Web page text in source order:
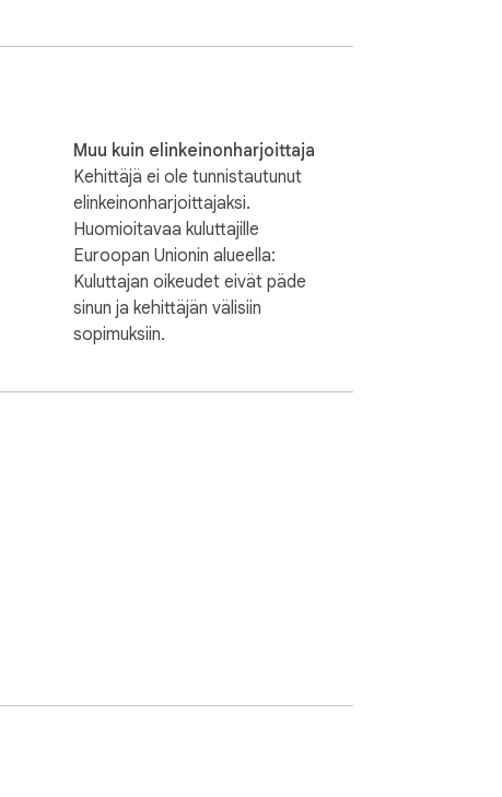
Muu kuin elinkeinonharjoittaja
Kehittäjä ei ole tunnistautunut
elinkeinonharjoittajaksi.
Huomioitavaa kuluttajille
Euroopan Unionin alueella:
Kuluttajan oikeudet eivät päde
sinun ja kehittäjän välisiin
sopimuksiin.